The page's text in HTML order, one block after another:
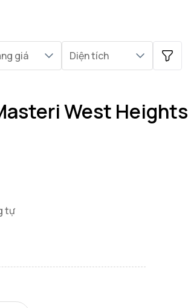
giá Diện tích
West Heights
tự